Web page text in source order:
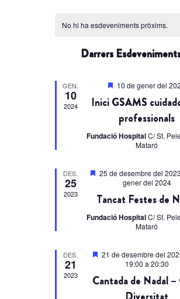
i
cerca
de
Esdeveniments
No hi ha esdeveniments pròxims.
Darrers
GEN.
10
2024
Destacats
10 de gener del
Inici GSAMS
professionals
Fundació HospitalC/ St.
Mataró
DES.
25
2023
Destacats
25 de desembre del 2023
gener del 2024
Tancat Festes de
Fundació HospitalC/ St.
Mataró
DES.
21
2023
Destacats
21 de desembre del
19:00 a 20:30
Cantada de Nadal –